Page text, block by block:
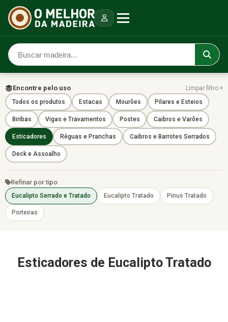
Encontre pelo uso
Limpar filtro ×
Todos os produtos
Estacas Mourões Pilares e Esteios
Biribas Vigas e Travamentos Postes Caibros e Varões
Esticadores Réguas e Pranchas Caibros e Barrotes Serrados
Deck e Assoalho
Refinar por tipo
Eucalipto Serrado e Tratado Eucalipto Tratado Pinus Tratado
Porteiras
Esticadores de Eucalipto Tratado